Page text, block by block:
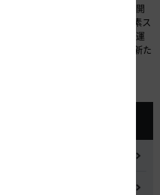
ステーションを兵庫県尼崎市に開
利便性向上を目指し、全国で水素ス
現在、岩谷産業（株）が建設・運
あり、2023年度までの3年間で新た